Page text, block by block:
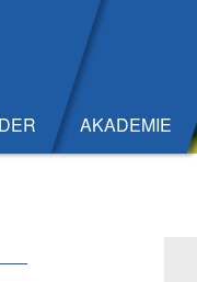
AKADEMIE